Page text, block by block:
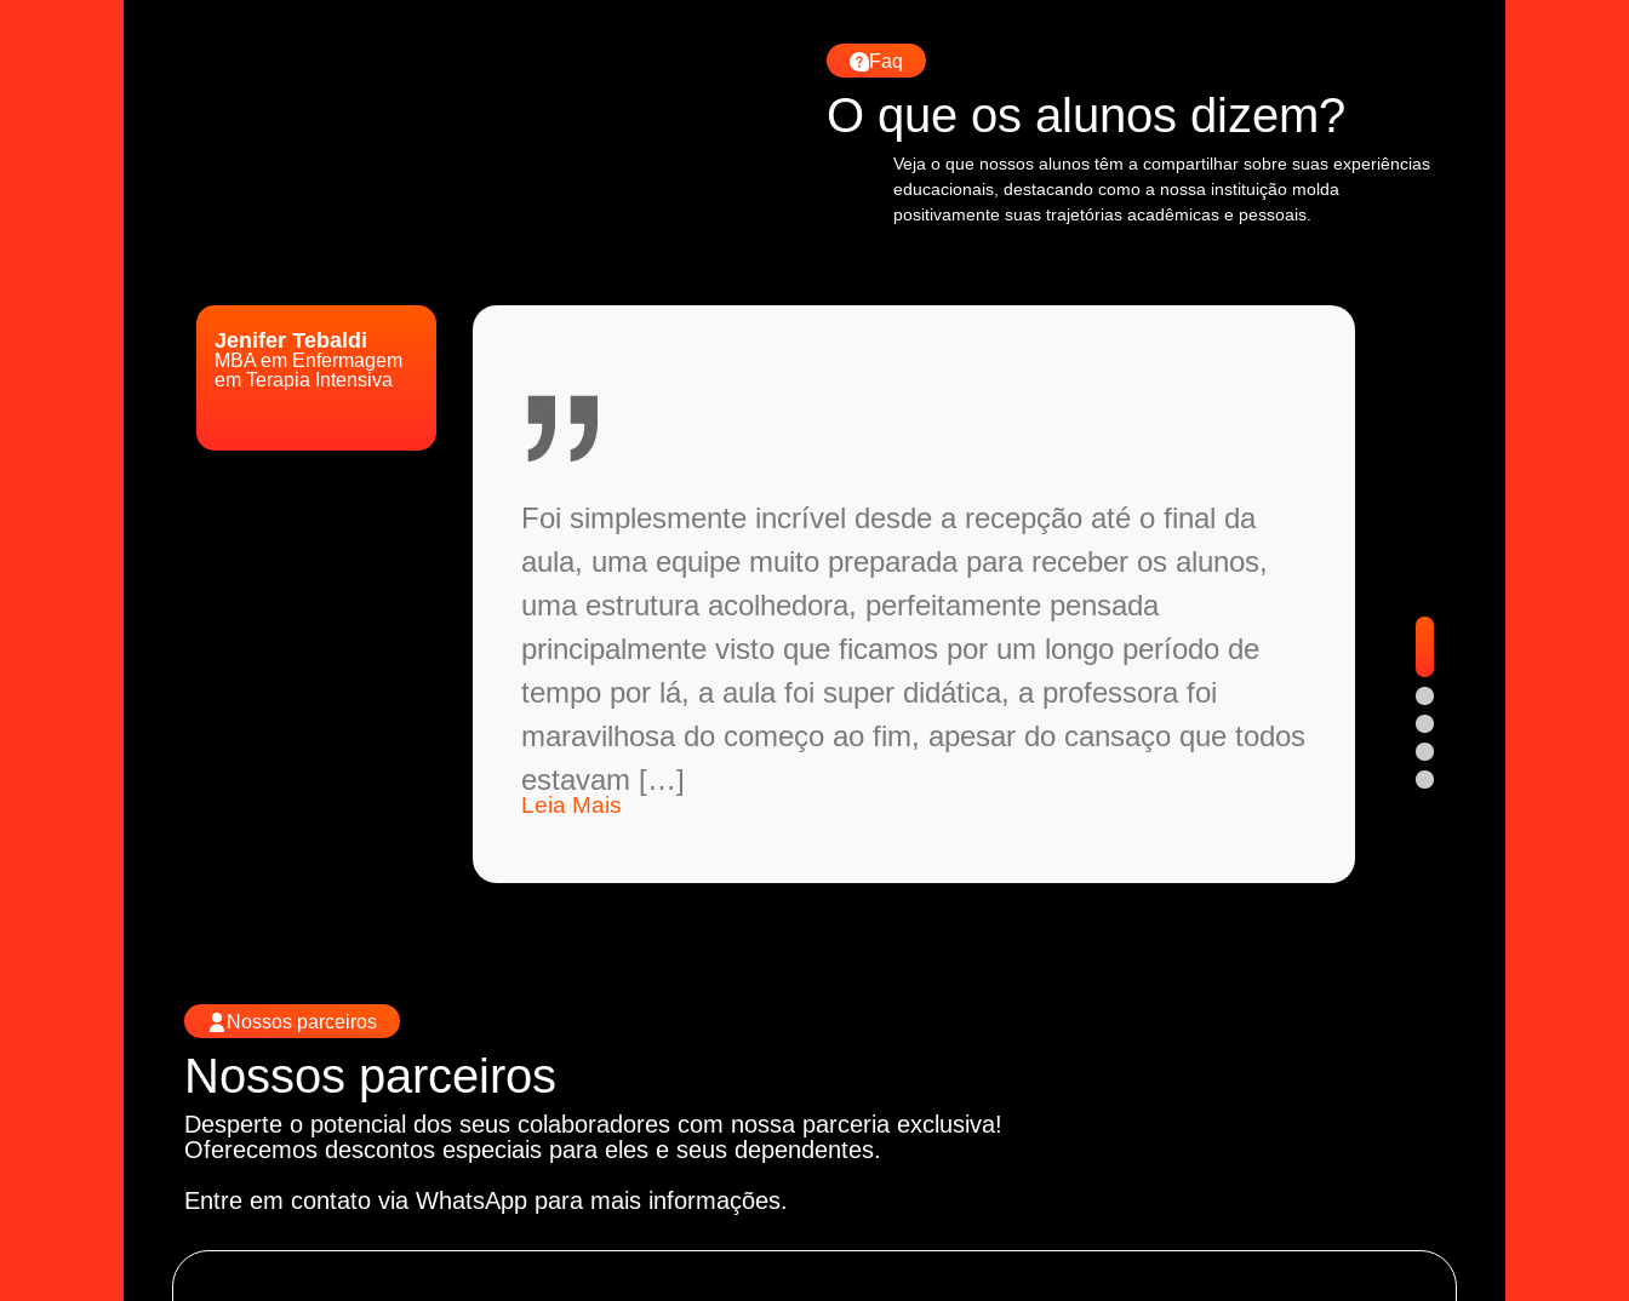
Faq
O que os alunos dizem?
Veja o que nossos alunos têm a compartilhar sobre suas experiências
educacionais, destacando como a nossa instituição molda
positivamente suas trajetórias acadêmicas e pessoais.
Jenifer Tebaldi
MBA em Enfermagem
em Terapia Intensiva
Foi simplesmente incrível desde a recepção até o final da
aula, uma equipe muito preparada para receber os alunos,
uma estrutura acolhedora, perfeitamente pensada
principalmente visto que ficamos por um longo período de
tempo por lá, a aula foi super didática, a professora foi
maravilhosa do começo ao fim, apesar do cansaço que todos
estavam […]
Leia Mais
Nossos parceiros
Nossos parceiros
Desperte o potencial dos seus colaboradores com nossa parceria exclusiva!
Oferecemos descontos especiais para eles e seus dependentes.
Entre em contato via WhatsApp para mais informações.